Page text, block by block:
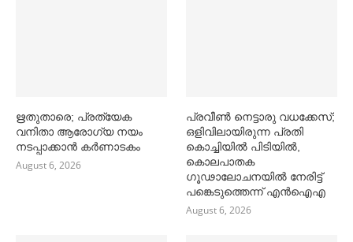
ഋതുതാരെ; പ്രത്യേക
വനിതാ ആരോഗ്യ നയം
നടപ്പാക്കാൻ കര്‍ണാടകം
August 6, 2026
പ്രവീൺ നെട്ടാരു വധക്കേസ്;
ഒളിവിലായിരുന്ന പ്രതി
കൊച്ചിയിൽ പിടിയിൽ,
കൊലപാതക
ഗൂഢാലോചനയിൽ നേരിട്ട്
പങ്കെടുത്തെന്ന് എൻഐഎ
August 6, 2026